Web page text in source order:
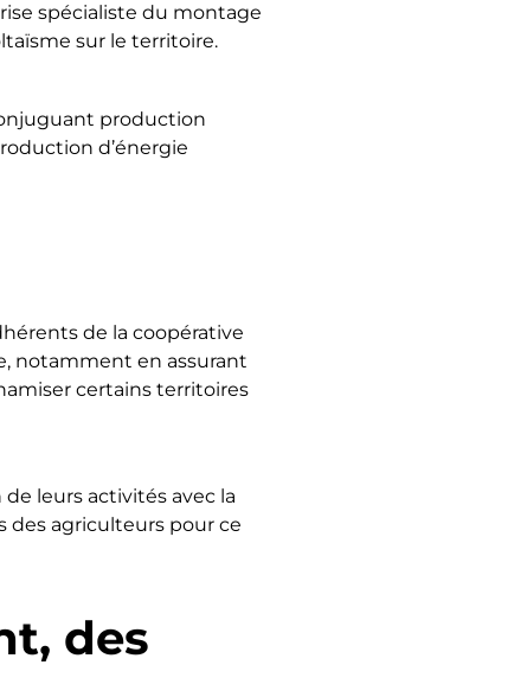
spécialiste du montage
sur le territoire.
production
d’énergie
de la coopérative
notamment en assurant
certains territoires
leurs activités avec la
des agriculteurs pour ce
des